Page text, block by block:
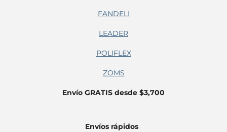
FANDELI
LEADER
POLIFLEX
ZOMS
Envío GRATIS desde $3,700
Envíos rápidos